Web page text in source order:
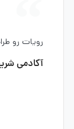
رویات رو
آکادمی